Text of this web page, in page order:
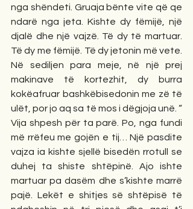
nga shëndeti. Gruaja bënte vite që qe
ndarë nga jeta. Kishte dy fëmijë, një
djalë dhe një vajzë. Të dy të martuar.
Të dy me fëmijë. Të dy jetonin më vete.
Në sediljen para meje, në një prej
makinave të kortezhit, dy burra
kokëafruar bashkëbisedonin me zë të
ulët, por jo aq sa të mos i dëgjoja unë. “
Vija shpesh për ta parë. Po, nga fundi
më rrëfeu me gojën e tij… Një pasdite
vajza ia kishte sjellë bisedën rrotull se
duhej ta shiste shtëpinë. Ajo ishte
martuar pa dasëm dhe s’kishte marrë
pajë. Lekët e shitjes së shtëpisë të